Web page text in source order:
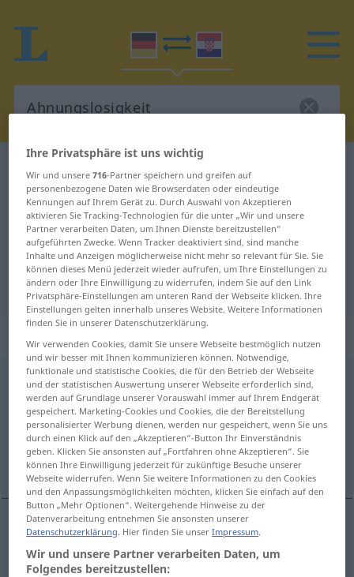
Deutsch-Kroatisch Übersetzung für
"Ahnungslosigkeit"
"Ahnungslosigkeit" Kroatisch
Übersetzung
„Ahnungslosigkeit“ : Femininum
Ahnungslosigkeitf <Ahnungslosigkeit>
Übersicht aller Übersetzungen
(Für mehr Details die Übersetzung anklicken/antippen)
bezazlenost
Ahnungslosigkeit
Ihre Privatsphäre ist uns wichtig
Wir und unsere716-Partner speichern und greifen auf
personenbezogene Daten wie Browserdaten oder eindeutige
Kennungen auf Ihrem Gerät zu. Durch Auswahl von Akzeptieren
aktivieren Sie Tracking-Technologien für die unter „Wir und unsere
Partner verarbeiten Daten, um Ihnen Dienste bereitzustellen“
aufgeführten Zwecke. Wenn Tracker deaktiviert sind, sind manche
Inhalte und Anzeigen möglicherweise nicht mehr so relevant für Sie. Sie
können dieses Menü jederzeit wieder aufrufen, um Ihre Einstellungen zu
ändern oder Ihre Einwilligung zu widerrufen, indem Sie auf den Link
Privatsphäre-Einstellungen am unteren Rand der Webseite klicken. Ihre
Einstellungen gelten innerhalb unseres Website. Weitere Informationen
finden Sie in unserer Datenschutzerklärung.
Wir verwenden Cookies, damit Sie unsere Webseite bestmöglich nutzen
und wir besser mit Ihnen kommunizieren können. Notwendige,
funktionale und statistische Cookies, die für den Betrieb der Webseite
und der statistischen Auswertung unserer Webseite erforderlich sind,
werden auf Grundlage unserer Vorauswahl immer auf Ihrem Endgerät
gespeichert. Marketing-Cookies und Cookies, die der Bereitstellung
personalisierter Werbung dienen, werden nur gespeichert, wenn Sie uns
durch einen Klick auf den „Akzeptieren“-Button Ihr Einverständnis
geben. Klicken Sie ansonsten auf „Fortfahren ohne Akzeptieren“. Sie
können Ihre Einwilligung jederzeit für zukünftige Besuche unserer
Webseite widerrufen. Wenn Sie weitere Informationen zu den Cookies
und den Anpassungsmöglichkeiten möchten, klicken Sie einfach auf den
Button „Mehr Optionen“. Weitergehende Hinweise zu der
Datenverarbeitung entnehmen Sie ansonsten unserer
Datenschutzerklärung. Hier finden Sie unserImpressum.
Wir und unsere Partner verarbeiten Daten, um
Folgendes bereitzustellen: